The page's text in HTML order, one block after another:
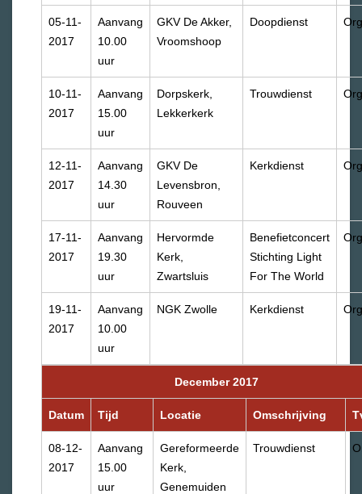
05-11-
2017
Aanvang
10.00
uur
GKV De Akker,
Vroomshoop
Doopdienst
10-11-
2017
Aanvang
15.00
uur
Dorpskerk,
Lekkerkerk
Trouwdienst
12-11-
2017
Aanvang
14.30
uur
GKV De
Levensbron,
Rouveen
Kerkdienst
17-11-
2017
Aanvang
19.30
uur
Hervormde
Kerk,
Zwartsluis
Benefietconcert
Stichting Light
For The World
19-11-
2017
Aanvang
10.00
uur
NGK Zwolle Kerkdienst
December 2017
Datum Tijd Locatie Omschrijving
08-12-
2017
Aanvang
15.00
uur
Gereformeerde
Kerk,
Genemuiden
Trouwdienst